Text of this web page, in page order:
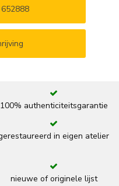
100% authenticiteitsgarantie
in eigen atelier
nieuwe of originele lijst